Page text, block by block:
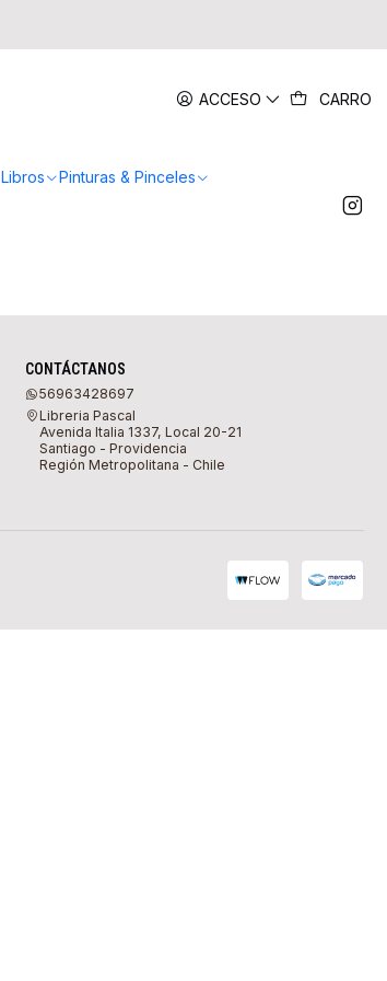
ACCESO CARRO
Libros Pinturas & Pinceles
CONTÁCTANOS
56963428697
Libreria Pascal
Avenida Italia 1337, Local 20-21
Santiago - Providencia
Región Metropolitana - Chile